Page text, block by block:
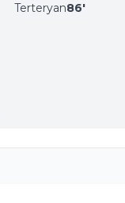
Terteryan86'